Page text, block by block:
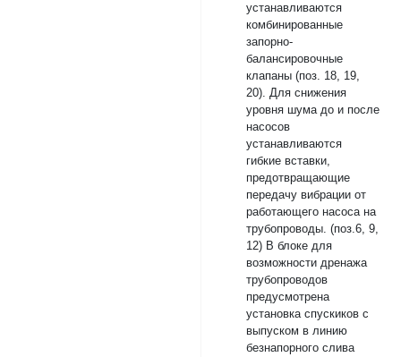
устанавливаются
комбинированные
запорно-
балансировочные
клапаны (поз. 18, 19,
20). Для снижения
уровня шума до и после
насосов
устанавливаются
гибкие вставки,
предотвращающие
передачу вибрации от
работающего насоса на
трубопроводы. (поз.6, 9,
12) В блоке для
возможности дренажа
трубопроводов
предусмотрена
установка спускиков с
выпуском в линию
безнапорного слива